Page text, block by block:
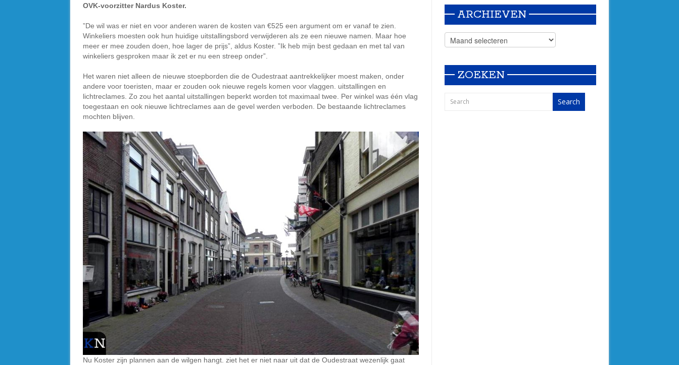
OVK-voorzitter Nardus Koster.
”De wil was er niet en voor anderen waren de kosten van €525 een argument om er vanaf te zien.
Winkeliers moesten ook hun huidige uitstallingsbord verwijderen als ze een nieuwe namen. Maar hoe
meer er mee zouden doen, hoe lager de prijs”, aldus Koster. ”Ik heb mijn best gedaan en met tal van
winkeliers gesproken maar ik zet er nu een streep onder”.
Het waren niet alleen de nieuwe stoepborden die de Oudestraat aantrekkelijker moest maken, onder
andere voor toeristen, maar er zouden ook nieuwe regels komen voor vlaggen. uitstallingen en
lichtreclames. Zo zou het aantal uitstallingen beperkt worden tot maximaal twee. Per winkel was één vlag
toegestaan en ook nieuwe lichtreclames aan de gevel werden verboden. De bestaande lichtreclames
mochten blijven.
Nu Koster zijn plannen aan de wilgen hangt. ziet het er niet naar uit dat de Oudestraat wezenlijk gaat
ARCHIEVEN
ZOEKEN